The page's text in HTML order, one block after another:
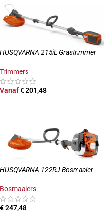
HUSQVARNA 215iL Grastrimmer
Trimmers
Vanaf€201,48
HUSQVARNA 122RJ Bosmaaier
Bosmaaiers
€247,48